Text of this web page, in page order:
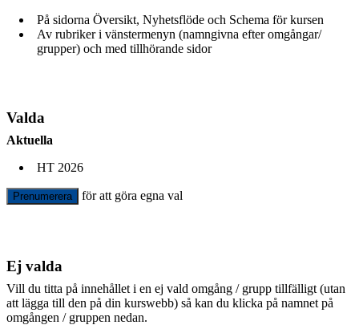
På sidorna Översikt, Nyhetsflöde och Schema för kursen
Av rubriker i vänstermenyn (namngivna efter omgångar/
grupper) och med tillhörande sidor
Valda
Aktuella
HT 2026
Prenumerera för att göra egna val
Ej valda
Vill du titta på innehållet i en ej vald omgång / grupp tillfälligt (utan
att lägga till den på din kurswebb) så kan du klicka på namnet på
omgången / gruppen nedan.